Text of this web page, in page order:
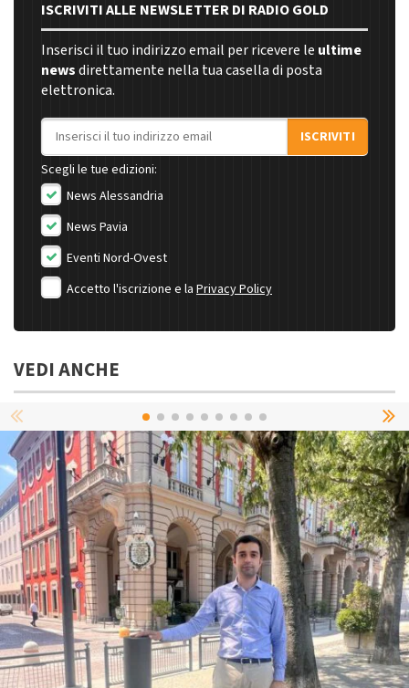
ISCRIVITI ALLE NEWSLETTER DI RADIO GOLD
Inserisci il tuo indirizzo email per ricevere le ultime
newsdirettamente nella tua casella di posta
elettronica.
Indirizzo email
ISCRIVITI
Scegli le tue edizioni:
News Alessandria
News Pavia
Eventi Nord-Ovest
Accetto l'iscrizione e la Privacy Policy
VEDI ANCHE